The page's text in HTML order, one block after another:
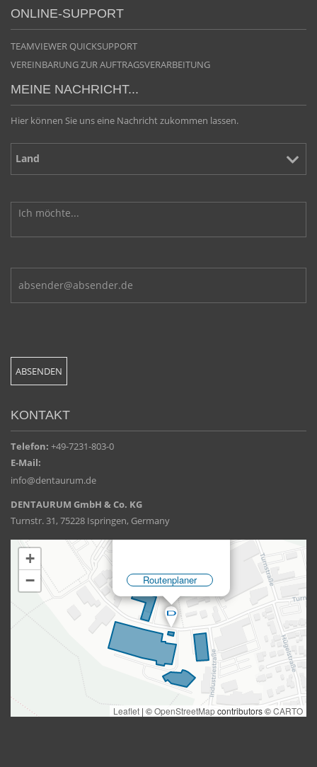
ONLINE-SUPPORT
TEAMVIEWER QUICKSUPPORT
VEREINBARUNG ZUR AUFTRAGSVERARBEITUNG
MEINE NACHRICHT...
Hier können Sie uns eine Nachricht zukommen lassen.
KONTAKT
Telefon: +49-7231-803-0
E-Mail:
info@dentaurum.de
DENTAURUM GmbH & Co. KG
Turnstr. 31, 75228 Ispringen, Germany